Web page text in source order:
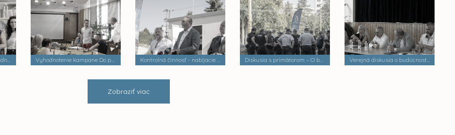
Návšteva súkromnej základnej školy Palackého Vyhodnotenie kampane Do práce na bicykli Kontrolná činnosť - nabíjacie stanice elektrobusov Diskusia s primátorom – O bezpečnosti a verejnom poriadku Verejná diskusia o budúcnosti mestských častí
Zobraziť viac